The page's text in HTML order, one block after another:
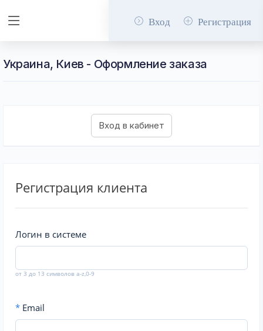
Вход Регистрация
Украина, Киев - Оформление заказа
Регистрация клиента
Логин в системе
от 3 до 13 символов a-z,0-9
* Email